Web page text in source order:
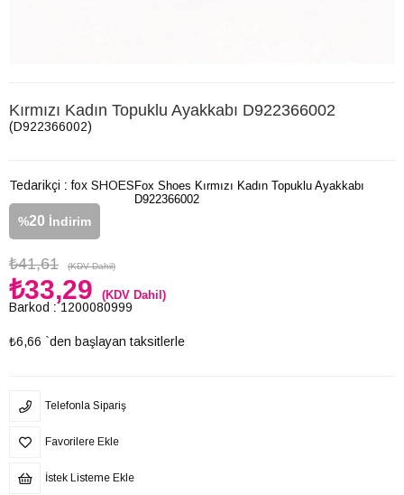
Kırmızı Kadın Topuklu Ayakkabı D922366002
(D922366002)
Tedarikçi : fox SHOES
%20 İndirim
₺41,61 (KDV Dahil)
₺33,29 (KDV Dahil)
Barkod : 1200080999
₺6,66 `den başlayan taksitlerle
Fox Shoes Kırmızı Kadın Topuklu Ayakkabı
D922366002
Telefonla Sipariş
Favorilere Ekle
İstek Listeme Ekle